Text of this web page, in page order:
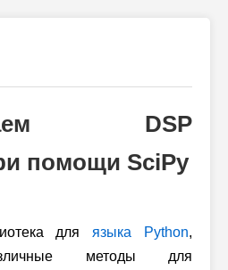
DSP
помощи SciPy
для языка Python,
методы для